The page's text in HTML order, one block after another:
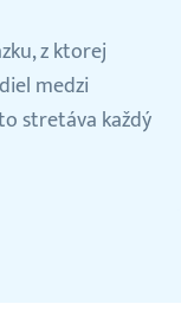
z ktorej
medzi
stretáva každý